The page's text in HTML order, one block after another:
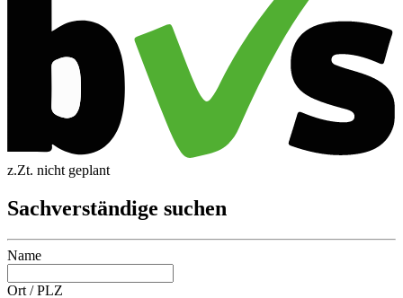
z.Zt. nicht geplant
Sachverständige suchen
Name
Ort / PLZ